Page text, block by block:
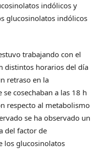
indólicos y
glucosinolatos indólicos
trabajando con el
distintos horarios del día
retraso en la
cosechaban a las 18 h
respecto al metabolismo
se ha observado un
del factor de
los glucosinolatos